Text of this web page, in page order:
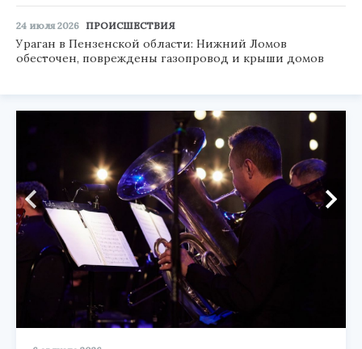
24 июля 2026 ПРОИСШЕСТВИЯ
Ураган в Пензенской области: Нижний Ломов
обесточен, повреждены газопровод и крыши домов